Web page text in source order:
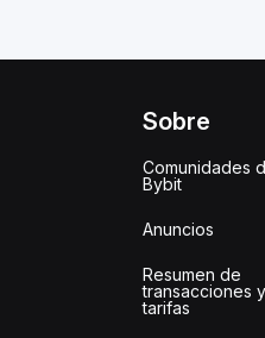
Sobre
Comunidades
Bybit
Anuncios
Resumen de
transacciones y
tarifas